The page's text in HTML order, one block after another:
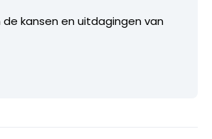
de kansen en uitdagingen van